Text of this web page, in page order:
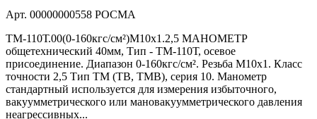
Арт. 00000000558 РОСМА
ТМ-110Т.00(0-160кгс/см²)M10x1.2,5 МАНОМЕТР
общетехнический 40мм, Тип - ТМ-110Т, осевое
присоединение. Диапазон 0-160кгс/см². Резьба M10x1. Класс
точности 2,5 Тип ТМ (ТВ, ТМВ), серия 10. Манометр
стандартный используется для измерения избыточного,
вакуумметрического или мановакуумметрического давления
неагрессивных...